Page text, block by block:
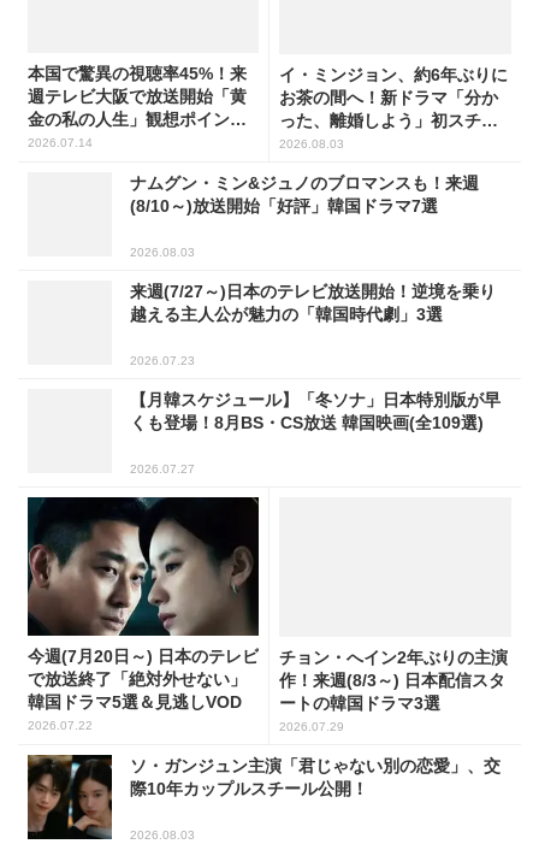
本国で驚異の視聴率45%！来
週テレビ大阪で放送開始「黄
金の私の人生」観想ポイント5
選
2026.07.14
イ・ミンジョン、約6年ぶりに
お茶の間へ！新ドラマ「分か
った、離婚しよう」初スチー
ル公開
2026.08.03
ナムグン・ミン&ジュノのブロマンスも！来週
(8/10～)放送開始「好評」韓国ドラマ7選
2026.08.03
来週(7/27～)日本のテレビ放送開始！逆境を乗り
越える主人公が魅力の「韓国時代劇」3選
2026.07.23
【月韓スケジュール】「冬ソナ」日本特別版が早
くも登場！8月BS・CS放送 韓国映画(全109選)
2026.07.27
今週(7月20日～) 日本のテレビ
で放送終了「絶対外せない」
韓国ドラマ5選＆見逃しVOD
2026.07.22
チョン・へイン2年ぶりの主演
作！来週(8/3～) 日本配信スタ
ートの韓国ドラマ3選
2026.07.29
ソ・ガンジュン主演「君じゃない別の恋愛」、交
際10年カップルスチール公開！
2026.08.03